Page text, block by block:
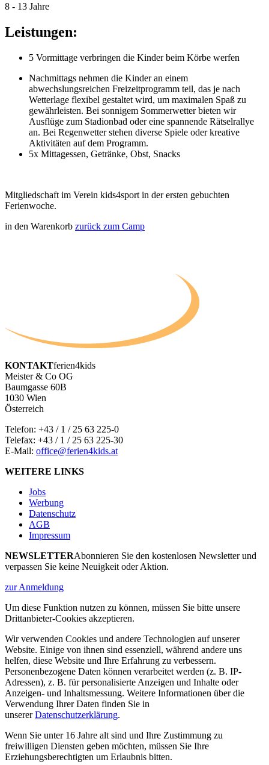
8 - 13 Jahre
Leistungen:
5 Vormittage verbringen die Kinder beim Körbe werfen
Nachmittags nehmen die Kinder an einem
abwechslungsreichen Freizeitprogramm teil, das je nach
Wetterlage flexibel gestaltet wird, um maximalen Spaß zu
gewährleisten. Bei sonnigem Sommerwetter bieten wir
Ausflüge zum Stadionbad oder eine spannende Rätselrallye
an. Bei Regenwetter stehen diverse Spiele oder kreative
Aktivitäten auf dem Programm.
5x Mittagessen, Getränke, Obst, Snacks
Mitgliedschaft im Verein kids4sport in der ersten gebuchten
Ferienwoche.
in den Warenkorb zurück zum Camp
KONTAKTferien4kids
Meister & Co OG
Baumgasse 60B
1030 Wien
Österreich
Telefon: +43 / 1 / 25 63 225-0
Telefax: +43 / 1 / 25 63 225-30
E-Mail: office@ferien4kids.at
WEITERE LINKS
Jobs
Werbung
Datenschutz
AGB
Impressum
NEWSLETTERAbonnieren Sie den kostenlosen Newsletter und
verpassen Sie keine Neuigkeit oder Aktion.
zur Anmeldung
Um diese Funktion nutzen zu können, müssen Sie bitte unsere
Drittanbieter-Cookies akzeptieren.
Wir verwenden Cookies und andere Technologien auf unserer
Website. Einige von ihnen sind essenziell, während andere uns
helfen, diese Website und Ihre Erfahrung zu verbessern.
Personenbezogene Daten können verarbeitet werden (z. B. IP-
Adressen), z. B. für personalisierte Anzeigen und Inhalte oder
Anzeigen- und Inhaltsmessung. Weitere Informationen über die
Verwendung Ihrer Daten finden Sie in
unsererDatenschutzerklärung.
Wenn Sie unter 16 Jahre alt sind und Ihre Zustimmung zu
freiwilligen Diensten geben möchten, müssen Sie Ihre
Erziehungsberechtigten um Erlaubnis bitten.